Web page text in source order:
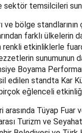
temsilcileri
ve bölge
farklı ülkelerin
renkli etkinliklerle
sunumunun
Boyama
edilen standta Kar
eğlenceli
Tüyap Fuar
Turizm ve